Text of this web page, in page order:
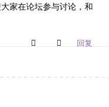
家在论坛参与讨论，和
回复